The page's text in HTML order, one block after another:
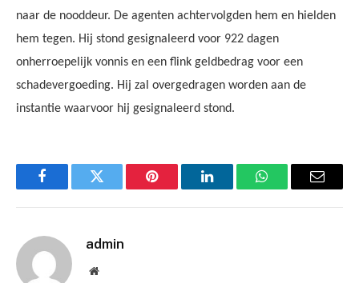
naar de nooddeur. De agenten achtervolgden hem en hielden
hem tegen. Hij stond gesignaleerd voor 922 dagen
onherroepelijk vonnis en een flink geldbedrag voor een
schadevergoeding. Hij zal overgedragen worden aan de
instantie waarvoor hij gesignaleerd stond.
FacebookTwitter Pinterest LinkedInWhatsAppEmail
admin
Website